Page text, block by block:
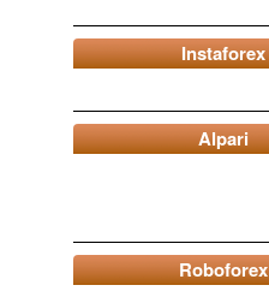
Instaforex
Alpari
Roboforex